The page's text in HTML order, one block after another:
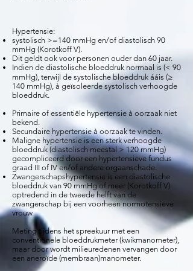
Hypertensie:
systolisch >=140 mmHg en/of diastolisch 90
mmHg (Korotkoff V).
Dit geldt ook voor personen ouder dan 60 jaar.
Indien de diastolische bloeddruk normaal is (< 90
mmHg), terwijl de systolische bloeddruk ááis (≥
140 mmHg), à geïsoleerde systolisch verhoogde
bloeddruk.
Primaire of essentiële hypertensie à oorzaak niet
bekend.
Secundaire hypertensie à oorzaak te vinden.
Maligne hypertensie is een sterk verhoogde
bloeddruk (diastolisch meestal > 120 mmHg)
gecompliceerd door een hypertensieve fundus
graad III of IV en/of andere orgaanschade.
Zwangerschapshypertensie is een diastolische
bloeddruk van 90 mmHg of meer (Korotkoff V)
optredend in de tweede helft van de
zwangerschap bij een voorheen normotensieve
vrouw.
Meting tijdens het spreekuur met een
conventionele bloeddrukmeter (kwikmanometer),
maar door wordt milieuredenen vervangen door
een aneroïde (membraan)manometer.